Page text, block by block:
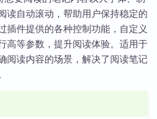
读自动滚动，帮助用户保持稳定的
插件提供的各种控制功能，自定义
高等参数，提升阅读体验。适用于
阅读内容的场景，解决了阅读笔记